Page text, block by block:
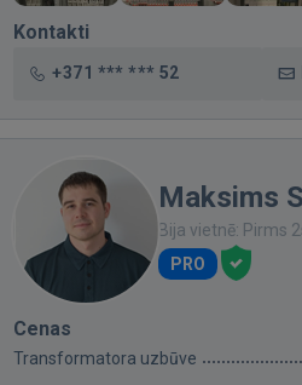
Kontakti
+371 *** *** 52
Maksims
Bija vietnē: Pirms
PRO
Cenas
Transformatora uzbūve